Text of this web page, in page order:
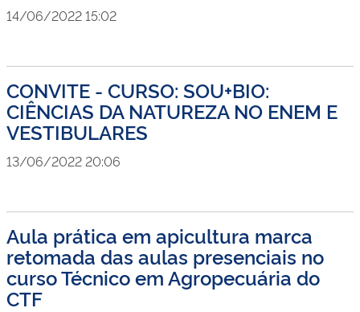
14/06/2022 15:02
CONVITE - CURSO: SOU+BIO:
CIÊNCIAS DA NATUREZA NO ENEM E
VESTIBULARES
13/06/2022 20:06
Aula prática em apicultura marca
retomada das aulas presenciais no
curso Técnico em Agropecuária do
CTF